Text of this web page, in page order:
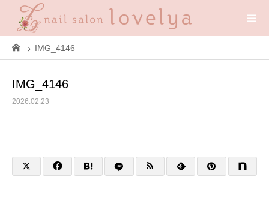
IMG_4146
IMG_4146
2026.02.23